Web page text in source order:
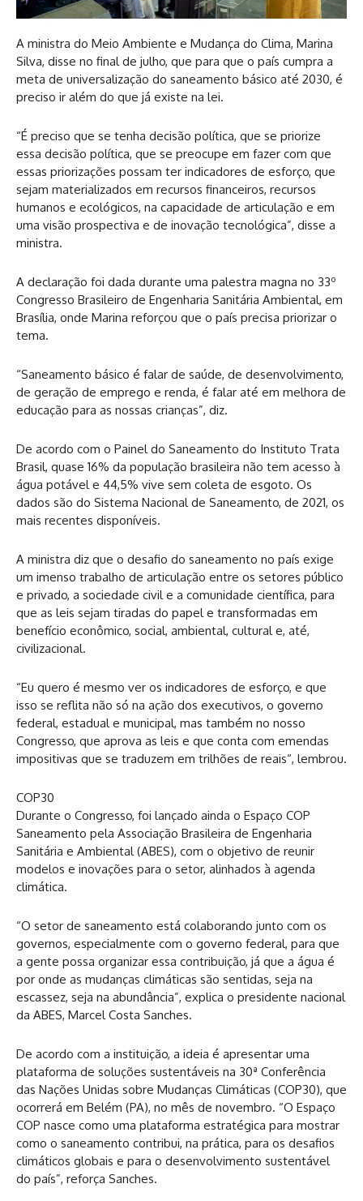
A ministra do Meio Ambiente e Mudança do Clima, Marina
Silva, disse no final de julho, que para que o país cumpra a
meta de universalização do saneamento básico até 2030, é
preciso ir além do que já existe na lei.
“É preciso que se tenha decisão política, que se priorize
essa decisão política, que se preocupe em fazer com que
essas priorizações possam ter indicadores de esforço, que
sejam materializados em recursos financeiros, recursos
humanos e ecológicos, na capacidade de articulação e em
uma visão prospectiva e de inovação tecnológica”, disse a
ministra.
A declaração foi dada durante uma palestra magna no 33º
Congresso Brasileiro de Engenharia Sanitária Ambiental, em
Brasília, onde Marina reforçou que o país precisa priorizar o
tema.
“Saneamento básico é falar de saúde, de desenvolvimento,
de geração de emprego e renda, é falar até em melhora de
educação para as nossas crianças”, diz.
De acordo com o Painel do Saneamento do Instituto Trata
Brasil, quase 16% da população brasileira não tem acesso à
água potável e 44,5% vive sem coleta de esgoto. Os
dados são do Sistema Nacional de Saneamento, de 2021, os
mais recentes disponíveis.
A ministra diz que o desafio do saneamento no país exige
um imenso trabalho de articulação entre os setores público
e privado, a sociedade civil e a comunidade científica, para
que as leis sejam tiradas do papel e transformadas em
benefício econômico, social, ambiental, cultural e, até,
civilizacional.
“Eu quero é mesmo ver os indicadores de esforço, e que
isso se reflita não só na ação dos executivos, o governo
federal, estadual e municipal, mas também no nosso
Congresso, que aprova as leis e que conta com emendas
impositivas que se traduzem em trilhões de reais“, lembrou.
COP30
Durante o Congresso, foi lançado ainda o Espaço COP
Saneamento pela Associação Brasileira de Engenharia
Sanitária e Ambiental (ABES), com o objetivo de reunir
modelos e inovações para o setor, alinhados à agenda
climática.
“O setor de saneamento está colaborando junto com os
governos, especialmente com o governo federal, para que
a gente possa organizar essa contribuição, já que a água é
por onde as mudanças climáticas são sentidas, seja na
escassez, seja na abundância”, explica o presidente nacional
da ABES, Marcel Costa Sanches.
De acordo com a instituição, a ideia é apresentar uma
plataforma de soluções sustentáveis na 30ª Conferência
das Nações Unidas sobre Mudanças Climáticas (COP30), que
ocorrerá em Belém (PA), no mês de novembro. “O Espaço
COP nasce como uma plataforma estratégica para mostrar
como o saneamento contribui, na prática, para os desafios
climáticos globais e para o desenvolvimento sustentável
do país”, reforça Sanches.